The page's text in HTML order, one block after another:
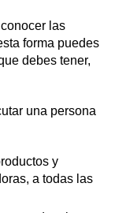
las
forma puedes
debes tener,
una persona
y
a todas las